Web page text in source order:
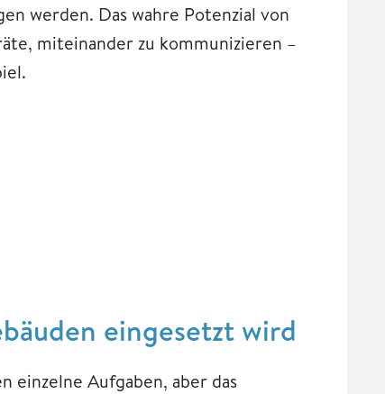
werden. Das wahre Potenzial von
miteinander zu kommunizieren –
eingesetzt wird
Aufgaben, aber das